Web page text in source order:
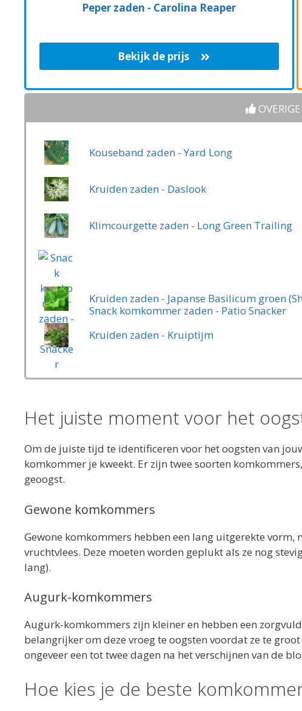
Peper zaden - Carolina Reaper
Bekijk de prijs
Kouseband zaden - Yard Long
Kruiden zaden - Daslook
Klimcourgette zaden - Long Green Trailing
Snack komkommer zaden - Patio Snacker
Kruiden zaden - Japanse Basilicum groen
Kruiden zaden - Kruiptijm
Het juiste moment voor het
Om de juiste tijd te identificeren voor het oogsten van
komkommer je kweekt. Er zijn twee soorten
geoogst.
Gewone komkommers
Gewone komkommers hebben een lang uitgerekte
vruchtvlees. Deze moeten worden geplukt als ze nog
lang).
Augurk-komkommers
Augurk-komkommers zijn kleiner en hebben een
belangrijker om deze vroeg te oogsten voordat ze te
ongeveer een tot twee dagen na het verschijnen van de
Hoe kies je de beste